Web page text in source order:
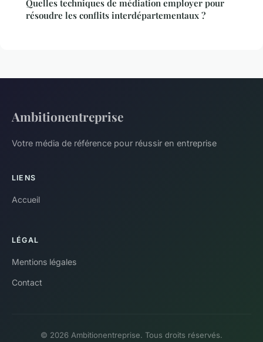
Quelles techniques de médiation employer pour
résoudre les conflits interdépartementaux ?
Ambitionentreprise
Votre média de référence pour réussir en entreprise
LIENS
Accueil
LÉGAL
Mentions légales
Contact
© 2026 Ambitionentreprise. Tous droits réservés.